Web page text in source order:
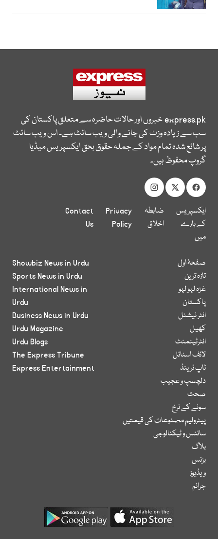
express.pkخبروں اور حالات حاضرہ سے متعلق پاکستان کی
سب سے زیادہ وزٹ کی جانے والی ویب سائٹ ہے۔ اس ویب سائٹ
پر شائع شدہ تمام مواد کے جملہ حقوق بحق ایکسپریس میڈیا
گروپ محفوظ ہیں۔
ایکسپریس
کے بارے
میں
ضابطہ
اخلاق
Privacy
Policy
Contact
Us
صفحۂ اول
تازہ ترین
غزہ لہو لہو
پاکستان
انٹر نیشنل
کھیل
انٹرٹینمنٹ
لائف اسٹائل
ٹاپ ٹرینڈ
دلچسپ و عجیب
صحت
سونے کے نرخ
پیٹرولیم مصنوعات کی قیمتیں
سائنس و ٹیکنالوجی
بلاگ
بزنس
ویڈیوز
جرائم
Showbiz News in Urdu
Sports News in Urdu
International News in
Urdu
Business News in Urdu
Urdu Magazine
Urdu Blogs
The Express Tribune
Express Entertainment